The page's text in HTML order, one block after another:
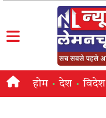
होम देश विदेश